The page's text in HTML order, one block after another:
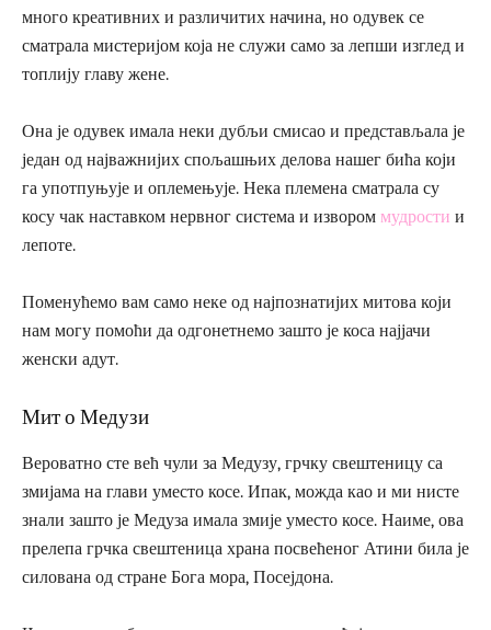
много креативних и различитих начина, но одувек се
сматрала мистеријом која не служи само за лепши изглед и
топлију главу жене.
Она је одувек имала неки дубљи смисао и представљала је
један од најважнијих спољашњих делова нашег бића који
га употпуњује и оплемењује. Нека племена сматрала су
косу чак наставком нервног система и извором мудрости и
лепоте.
Поменућемо вам само неке од најпознатијих митова који
нам могу помоћи да одгонетнемо зашто је коса најјачи
женски адут.
Мит о Медузи
Вероватно сте већ чули за Медузу, грчку свештеницу са
змијама на глави уместо косе. Ипак, можда као и ми нисте
знали зашто је Медуза имала змије уместо косе. Наиме, ова
прелепа грчка свештеница храна посвећеног Атини била је
силована од стране Бога мора, Посејдона.